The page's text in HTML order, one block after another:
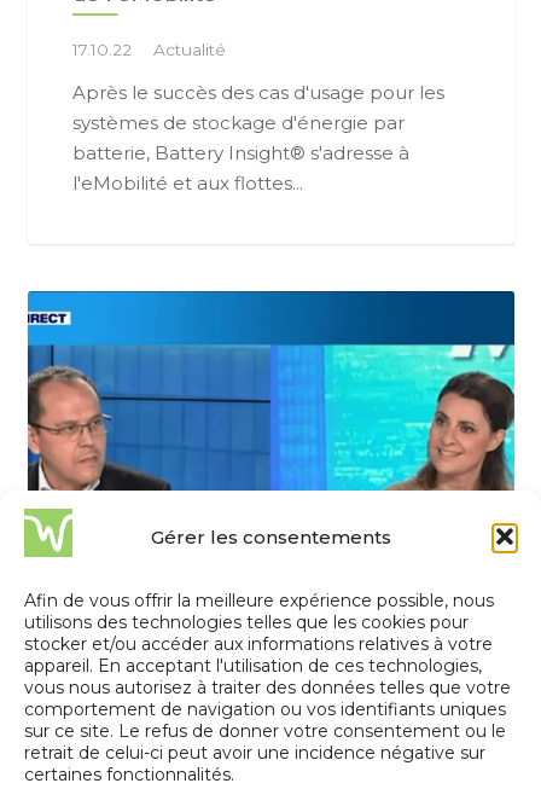
Gérer les consentements
Afin de vous offrir la meilleure expérience possible, nous
utilisons des technologies telles que les cookies pour
stocker et/ou accéder aux informations relatives à votre
appareil. En acceptant l'utilisation de ces technologies,
vous nous autorisez à traiter des données telles que votre
comportement de navigation ou vos identifiants uniques
sur ce site. Le refus de donner votre consentement ou le
retrait de celui-ci peut avoir une incidence négative sur
certaines fonctionnalités.
17.10.22 Actualité
Après le succès des cas d'usage pour les
systèmes de stockage d'énergie par
batterie, Battery Insight® s'adresse à
l'eMobilité et aux flottes...
Regardez l'interview d'Abdelkrim
Benamar sur BFM Business
20.06.22 Actualité